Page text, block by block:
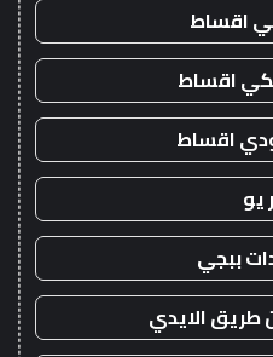
اقساط
اقساط
اقساط
يو
ببجي
الايدي